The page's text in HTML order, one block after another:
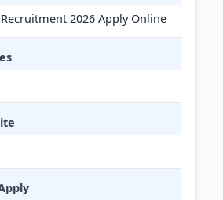
Recruitment 2026 Apply Online